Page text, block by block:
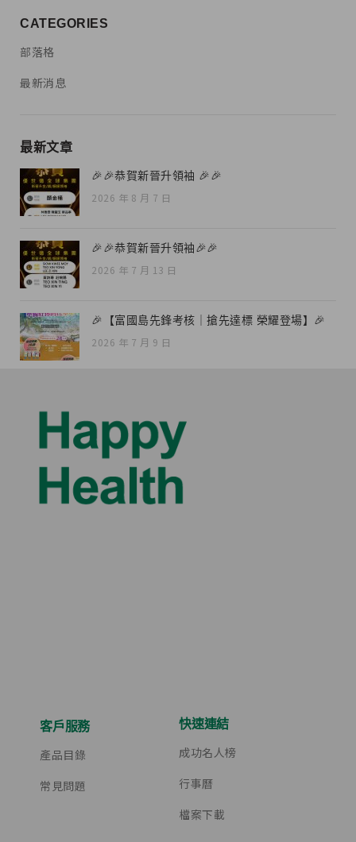
CATEGORIES
部落格
最新消息
最新文章
🎉🎉恭賀新晉升領袖 🎉🎉
2026 年 8 月 7 日
🎉🎉恭賀新晉升領袖🎉🎉
2026 年 7 月 13 日
🎉【富國島先鋒考核｜搶先達標 榮耀登場】🎉
2026 年 7 月 9 日
客戶服務
產品目錄
常見問題
快速連結
成功名人榜
行事曆
檔案下載